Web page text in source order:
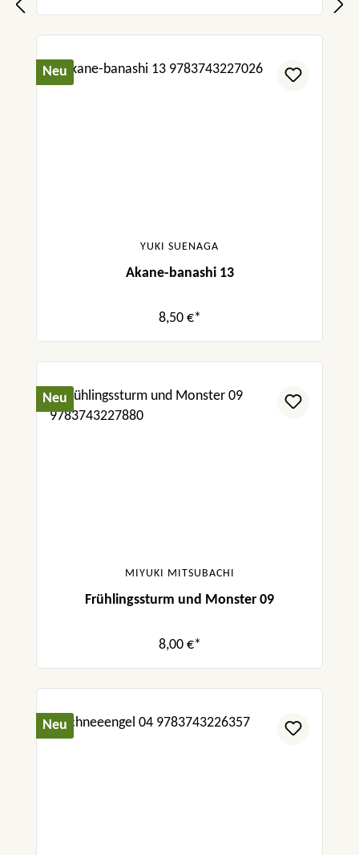
Neu
YUKI SUENAGA
Akane-banashi 13
8,50 €*
Neu
MIYUKI MITSUBACHI
Frühlingssturm und Monster 09
8,00 €*
Neu